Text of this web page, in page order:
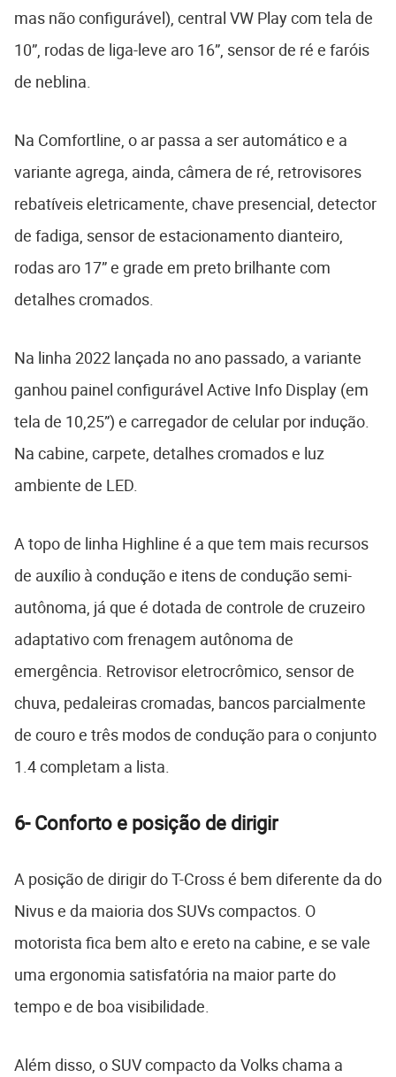
mas não configurável), central VW Play com tela de
10”, rodas de liga-leve aro 16”, sensor de ré e faróis
de neblina.
Na Comfortline, o ar passa a ser automático e a
variante agrega, ainda, câmera de ré, retrovisores
rebatíveis eletricamente, chave presencial, detector
de fadiga, sensor de estacionamento dianteiro,
rodas aro 17” e grade em preto brilhante com
detalhes cromados.
Na linha 2022 lançada no ano passado, a variante
ganhou painel configurável Active Info Display (em
tela de 10,25”) e carregador de celular por indução.
Na cabine, carpete, detalhes cromados e luz
ambiente de LED.
A topo de linha Highline é a que tem mais recursos
de auxílio à condução e itens de condução semi-
autônoma, já que é dotada de controle de cruzeiro
adaptativo com frenagem autônoma de
emergência. Retrovisor eletrocrômico, sensor de
chuva, pedaleiras cromadas, bancos parcialmente
de couro e três modos de condução para o conjunto
1.4 completam a lista.
6- Conforto e posição de dirigir
A posição de dirigir do T-Cross é bem diferente da do
Nivus e da maioria dos SUVs compactos. O
motorista fica bem alto e ereto na cabine, e se vale
uma ergonomia satisfatória na maior parte do
tempo e de boa visibilidade.
Além disso, o SUV compacto da Volks chama a